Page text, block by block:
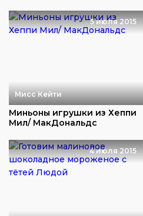
5 июля 2015
Мисс Кейти
Миньоны игрушки из Хеппи
Мил/ МакДональдс
4 июля 2015